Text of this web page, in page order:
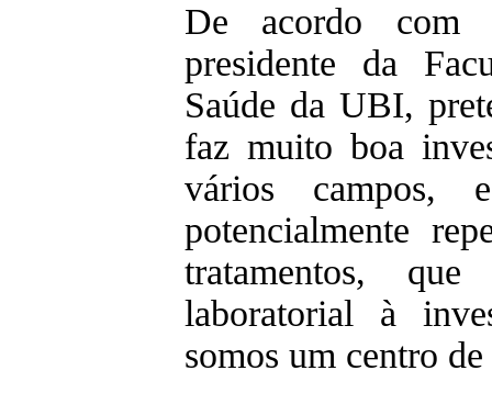
De acordo com
presidente da
Saúde da UBI,
faz muito boa
vários campos,
potencialmente
tratamentos,
laboratorial à
somos um centro